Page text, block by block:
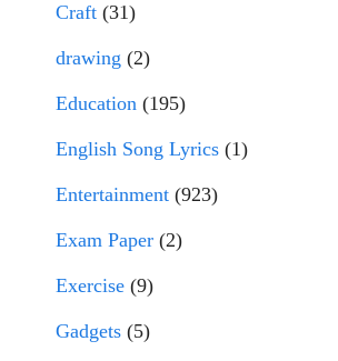
Craft (31)
drawing (2)
Education (195)
English Song Lyrics (1)
Entertainment (923)
Exam Paper (2)
Exercise (9)
Gadgets (5)